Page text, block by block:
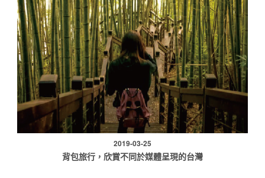
2019-03-25
背包旅行，欣賞不同於媒體呈現的台灣